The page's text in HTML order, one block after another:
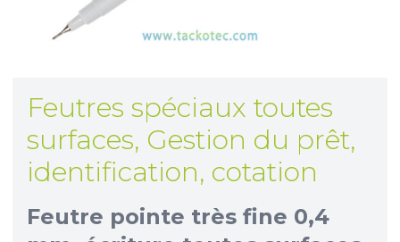
Feutres spéciaux toutes
surfaces, Gestion du prêt,
identification, cotation
Feutre pointe très fine 0,4